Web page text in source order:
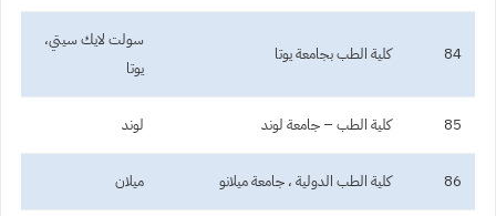
84 كلية الطب بجامعة يوتا
سولت لايك سيتي،
يوتا
85 كلية الطب – جامعة لوند لوند
86 كلية الطب الدولية ، جامعة ميلانو ميلان